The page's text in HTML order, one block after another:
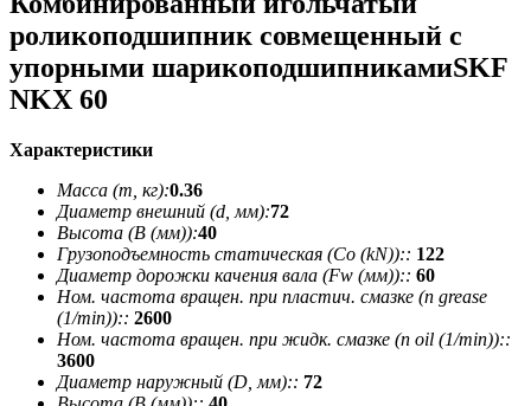
роликоподшипник совмещенный с
упорными шарикоподшипникамиSKF
NKX 60
Характеристики
Масса (m, кг):0.36
Диаметр внешний (d, мм):72
Высота (В (мм)):40
Грузоподъемность статическая (Co (kN)):: 122
Диаметр дорожки качения вала (Fw (мм)):: 60
Ном. частота вращен. при пластич. смазке (n grease
(1/min)):: 2600
Ном. частота вращен. при жидк. смазке (n oil (1/min))::
3600
Диаметр наружный (D, мм):: 72